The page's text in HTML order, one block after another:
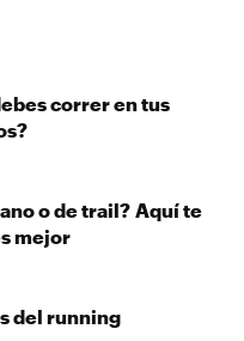
correr en tus
o de trail? Aquí te
mejor
del running